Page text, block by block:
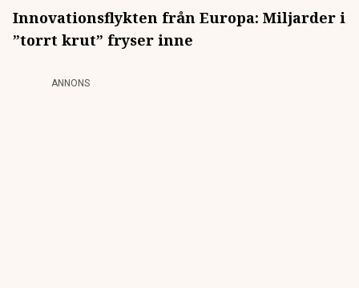
Innovationsflykten från Europa: Miljarder i
”torrt krut” fryser inne
ANNONS